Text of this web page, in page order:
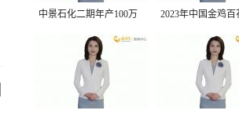
中景石化二期年产100万
吨丙烷脱氢项目建成中交
2023年中国金鸡百
节有福电影巡展